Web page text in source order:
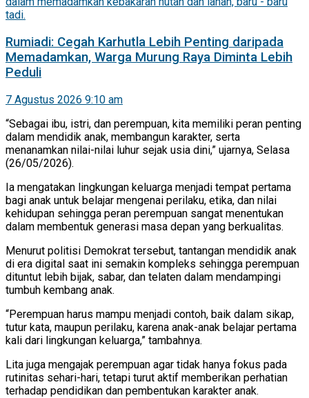
Rumiadi: Cegah Karhutla Lebih Penting daripada
Memadamkan, Warga Murung Raya Diminta Lebih
Peduli
7 Agustus 2026 9:10 am
“Sebagai ibu, istri, dan perempuan, kita memiliki peran penting
dalam mendidik anak, membangun karakter, serta
menanamkan nilai-nilai luhur sejak usia dini,” ujarnya, Selasa
(26/05/2026).
Ia mengatakan lingkungan keluarga menjadi tempat pertama
bagi anak untuk belajar mengenai perilaku, etika, dan nilai
kehidupan sehingga peran perempuan sangat menentukan
dalam membentuk generasi masa depan yang berkualitas.
Menurut politisi Demokrat tersebut, tantangan mendidik anak
di era digital saat ini semakin kompleks sehingga perempuan
dituntut lebih bijak, sabar, dan telaten dalam mendampingi
tumbuh kembang anak.
“Perempuan harus mampu menjadi contoh, baik dalam sikap,
tutur kata, maupun perilaku, karena anak-anak belajar pertama
kali dari lingkungan keluarga,” tambahnya.
Lita juga mengajak perempuan agar tidak hanya fokus pada
rutinitas sehari-hari, tetapi turut aktif memberikan perhatian
terhadap pendidikan dan pembentukan karakter anak.